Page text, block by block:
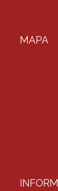
MAPA